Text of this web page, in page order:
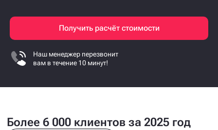
Получить расчёт стоимости
Наш менеджер перезвонит
вам в течение 10 минут!
Более 6 000 клиентов за 2025 год